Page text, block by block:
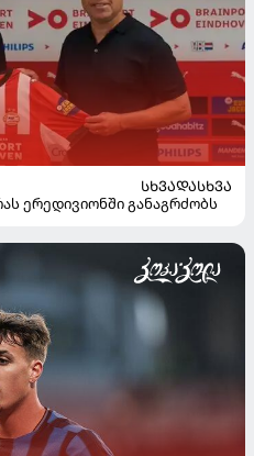
ᲡᲮᲕᲐᲓᲐᲡᲮᲕᲐ
ერედივიონში განაგრძობს